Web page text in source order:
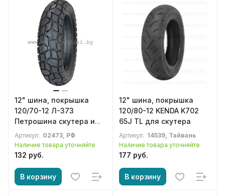
12" шина, покрышка
120/70-12 Л-373
Петрошина скутера и
др. мототехники
Артикул: 02473, РФ
Наличие товара уточняйте
132 руб.
В корзину
12" шина, покрышка
120/80-12 KENDA K702
65J TL для скутера
Артикул: 14539, Тайвань
Наличие товара уточняйте
177 руб.
В корзину